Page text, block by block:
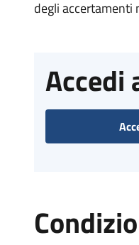
degli accertamenti
Accedi